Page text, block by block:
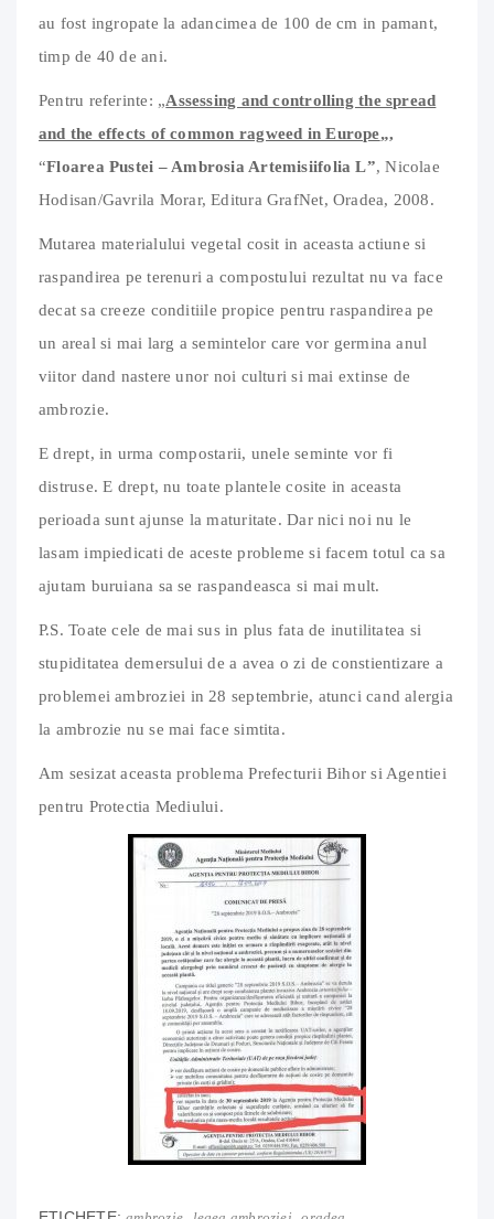
au fost ingropate la adancimea de 100 de cm in pamant,
timp de 40 de ani.
Pentru referinte: „Assessing and controlling the spread
and the effects of common ragweed in Europe„,
“Floarea Pustei – Ambrosia Artemisiifolia L”, Nicolae
Hodisan/Gavrila Morar, Editura GrafNet, Oradea, 2008.
Mutarea materialului vegetal cosit in aceasta actiune si
raspandirea pe terenuri a compostului rezultat nu va face
decat sa creeze conditiile propice pentru raspandirea pe
un areal si mai larg a semintelor care vor germina anul
viitor dand nastere unor noi culturi si mai extinse de
ambrozie.
E drept, in urma compostarii, unele seminte vor fi
distruse. E drept, nu toate plantele cosite in aceasta
perioada sunt ajunse la maturitate. Dar nici noi nu le
lasam impiedicati de aceste probleme si facem totul ca sa
ajutam buruiana sa se raspandeasca si mai mult.
P.S. Toate cele de mai sus in plus fata de inutilitatea si
stupiditatea demersului de a avea o zi de constientizare a
problemei ambroziei in 28 septembrie, atunci cand alergia
la ambrozie nu se mai face simtita.
Am sesizat aceasta problema Prefecturii Bihor si Agentiei
pentru Protectia Mediului.